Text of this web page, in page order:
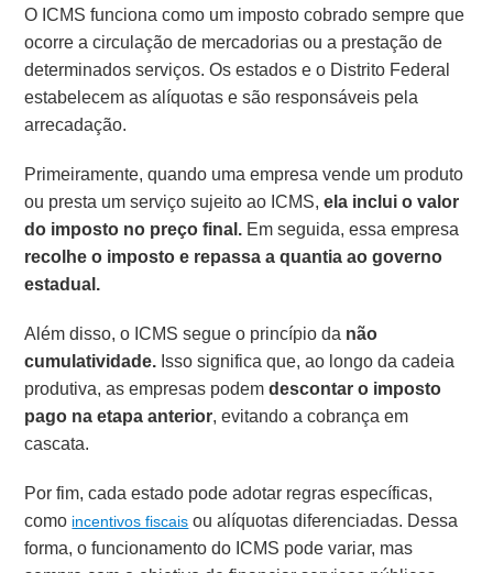
O ICMS funciona como um imposto cobrado sempre que
ocorre a circulação de mercadorias ou a prestação de
determinados serviços. Os estados e o Distrito Federal
estabelecem as alíquotas e são responsáveis pela
arrecadação.
Primeiramente, quando uma empresa vende um produto
ou presta um serviço sujeito ao ICMS,ela inclui o valor
do imposto no preço final. Em seguida, essa empresa
recolhe o imposto e repassa a quantia ao governo
estadual.
Além disso, o ICMS segue o princípio da não
cumulatividade. Isso significa que, ao longo da cadeia
produtiva, as empresas podemdescontar o imposto
pago na etapa anterior, evitando a cobrança em
cascata.
Por fim, cada estado pode adotar regras específicas,
como incentivos fiscais ou alíquotas diferenciadas. Dessa
forma, o funcionamento do ICMS pode variar, mas